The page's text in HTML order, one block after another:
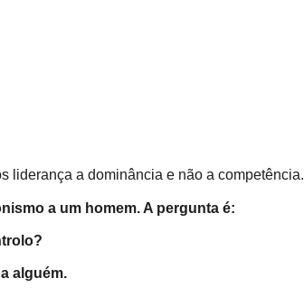
liderança a dominância e não a competência.
a um homem. A pergunta é:
alguém.